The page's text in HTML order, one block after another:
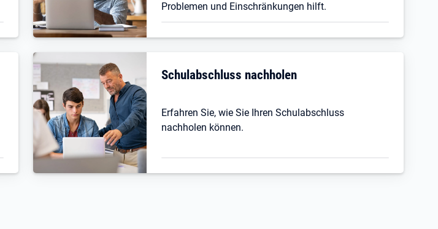
Problemen und Einschränkungen hilft.
Schulabschluss nachholen
Erfahren Sie, wie Sie Ihren Schulabschluss
nachholen können.